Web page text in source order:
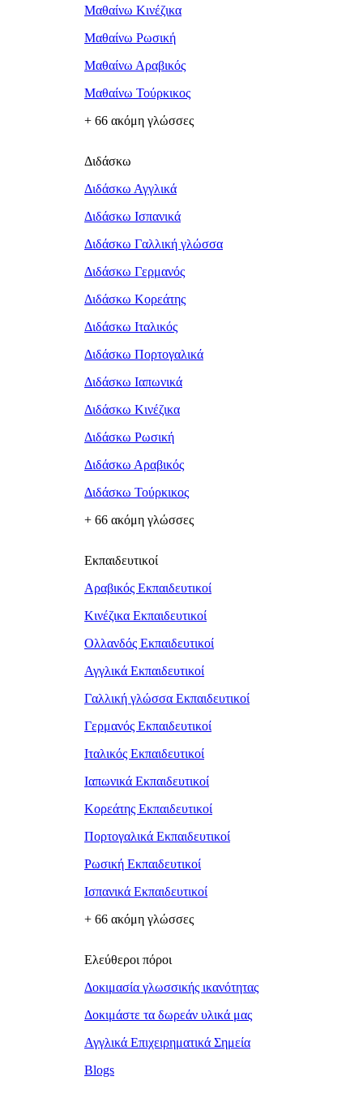
Μαθαίνω Κινέζικα
Μαθαίνω Ρωσική
Μαθαίνω Αραβικός
Μαθαίνω Τούρκικος
+ 66 ακόμη γλώσσες
Διδάσκω
Διδάσκω Αγγλικά
Διδάσκω Ισπανικά
Διδάσκω Γαλλική γλώσσα
Διδάσκω Γερμανός
Διδάσκω Κορεάτης
Διδάσκω Ιταλικός
Διδάσκω Πορτογαλικά
Διδάσκω Ιαπωνικά
Διδάσκω Κινέζικα
Διδάσκω Ρωσική
Διδάσκω Αραβικός
Διδάσκω Τούρκικος
+ 66 ακόμη γλώσσες
Εκπαιδευτικοί
Αραβικός Εκπαιδευτικοί
Κινέζικα Εκπαιδευτικοί
Ολλανδός Εκπαιδευτικοί
Αγγλικά Εκπαιδευτικοί
Γαλλική γλώσσα Εκπαιδευτικοί
Γερμανός Εκπαιδευτικοί
Ιταλικός Εκπαιδευτικοί
Ιαπωνικά Εκπαιδευτικοί
Κορεάτης Εκπαιδευτικοί
Πορτογαλικά Εκπαιδευτικοί
Ρωσική Εκπαιδευτικοί
Ισπανικά Εκπαιδευτικοί
+ 66 ακόμη γλώσσες
Ελεύθεροι πόροι
Δοκιμασία γλωσσικής ικανότητας
Δοκιμάστε τα δωρεάν υλικά μας
Αγγλικά Επιχειρηματικά Σημεία
Blogs